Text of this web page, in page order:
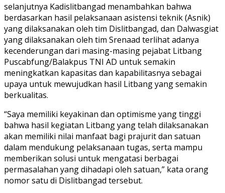
selanjutnya Kadislitbangad menambahkan bahwa
berdasarkan hasil pelaksanaan asistensi teknik (Asnik)
yang dilaksanakan oleh tim Dislitbangad, dan Dalwasgiat
yang dilaksanakan oleh tim Srenaad terlihat adanya
kecenderungan dari masing-masing pejabat Litbang
Puscabfung/Balakpus TNI AD untuk semakin
meningkatkan kapasitas dan kapabilitasnya sebagai
upaya untuk mewujudkan hasil Litbang yang semakin
berkualitas.
“Saya memiliki keyakinan dan optimisme yang tinggi
bahwa hasil kegiatan Litbang yang telah dilaksanakan
akan memiliki nilai manfaat bagi prajurit dan satuan
dalam mendukung pelaksanaan tugas, serta mampu
memberikan solusi untuk mengatasi berbagai
permasalahan yang dihadapi oleh satuan,” kata orang
nomor satu di Dislitbangad tersebut.